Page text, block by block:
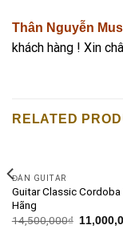
Thân Nguyễn
khách hàng ! Xin
RELATED
ĐÀN GUITAR
Guitar Classic Cordoba
Hãng
14,500,000₫